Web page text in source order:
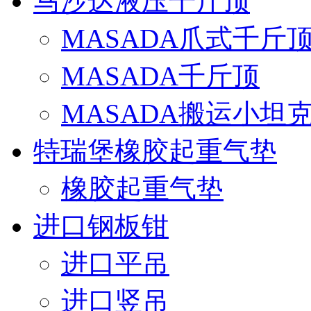
MASADA爪式千斤
MASADA千斤顶
MASADA搬运小坦
特瑞堡橡胶起重气垫
橡胶起重气垫
进口钢板钳
进口平吊
进口竖吊